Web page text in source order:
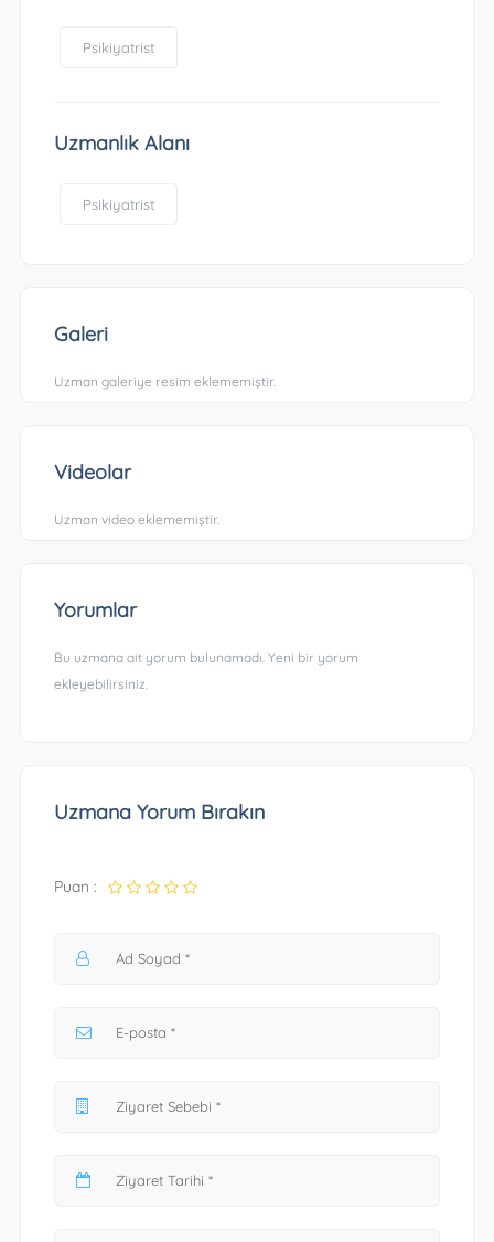
Psikiyatrist
Uzmanlık Alanı
Psikiyatrist
Galeri
Uzman galeriye resim eklememiştir.
Videolar
Uzman video eklememiştir.
Yorumlar
Bu uzmana ait yorum bulunamadı. Yeni bir yorum
ekleyebilirsiniz.
Uzmana Yorum Bırakın
Puan :